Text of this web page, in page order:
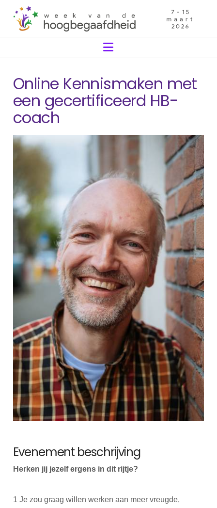
Navigation
Online Kennismaken met
een gecertificeerd HB-
coach
Evenement beschrijving
Herken jij jezelf ergens in dit rijtje?
1 Je zou graag willen werken aan meer vreugde,